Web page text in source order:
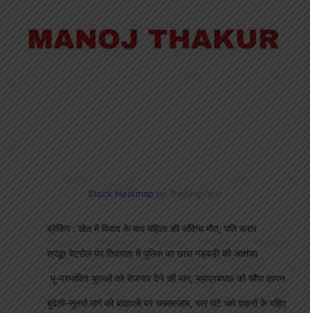
Stock Heatmap by TradingView
ब्रेकिंग : खेत में विवाद के बाद महिला की संदिग्ध मौत, पति फरार
श्रद्धा पेट्रोल पंप तिवारता में पुलिस का छापा गड़बड़ी की आशंका
भू-प्रभावित युवाओं को रोजगार देने की मांग, महाप्रबंधक को सौंपा ज्ञापन
बुंदेली-सुतर्रा मार्ग की बदहाली पर चक्काजाम, चार घंटे थमे वाहनों के पहिए